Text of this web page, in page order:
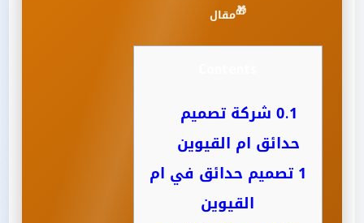
🎁مقال
0.1 شركة تصميم
حدائق ام القيوين
1 تصميم حدائق في ام
القيوين